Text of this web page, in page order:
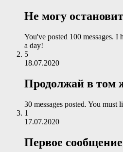
Не могу
You've posted 100 messages. I
a day!
5
18.07.2020
Продолжай в том
30 messages posted. You must
1
17.07.2020
Первое сообщение